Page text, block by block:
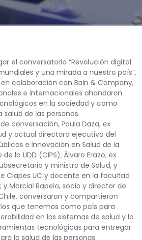
el conversatorio “Revolución digital
y una mirada a nuestro país”,
colaboración con Bain & Company,
e internacionales ahondaron
en la sociedad y como
de las personas.
conversación, Paula Daza, ex
y actual directora ejecutiva del
e Innovación en Salud de la
la UDD (CIPS); Álvaro Erazo, ex
y ministro de Salud, y
Clapes UC y docente en la facultad
y Marcial Rapela, socio y director de
conversaron y compartieron
que tenemos como país para
en los sistemas de salud y la
tecnológicas para entregar
la salud de las personas.